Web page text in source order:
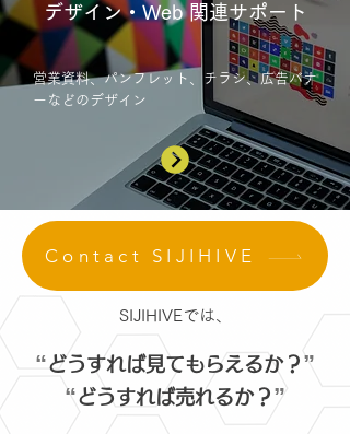
デザイン・Web 関連サポート
営業資料、パンフレット、チラシ、広告バナ
ーなどのデザイン
Contact SIJIHIVE
SIJIHIVEでは、
“どうすれば見てもらえるか？ ”
“どうすれば売れるか？ ”